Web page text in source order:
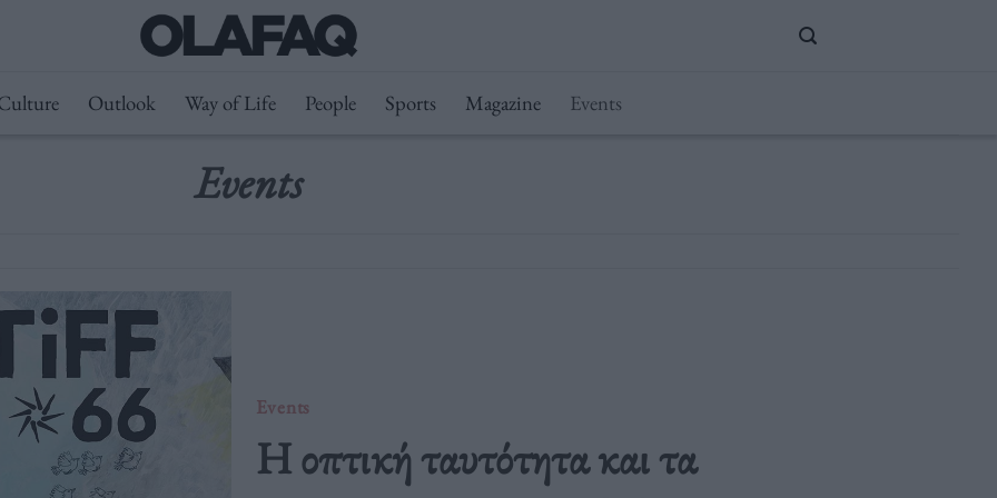
Outlook Way of Life People Sports Magazine Events
Events
Events
Η οπτική ταυτότητα και τα